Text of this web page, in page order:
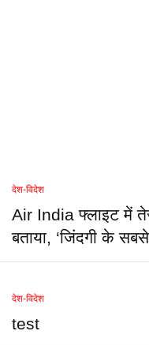
देश-विदेश
Air India फ्लाइट में
बताया, ‘जिंदगी के
देश-विदेश
test